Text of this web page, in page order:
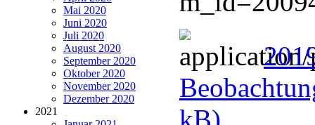
Mai 2020
Juni 2020
Juli 2020
August 2020
September 2020
Oktober 2020
November 2020
Dezember 2020
2021